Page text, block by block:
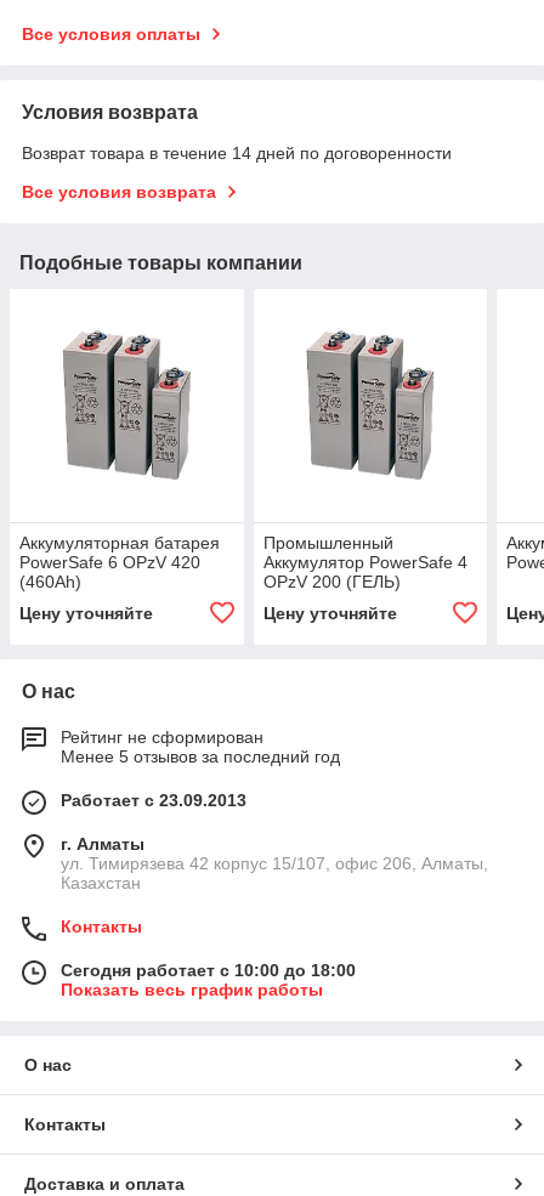
Все условия оплаты
Условия возврата
Возврат товара в течение 14 дней по договоренности
Все условия возврата
Подобные товары компании
Аккумуляторная батарея
PowerSafe 6 OPzV 420
(460Ah)
Цену уточняйте
Промышленный
Аккумулятор PowerSafe 4
OPzV 200 (ГЕЛЬ)
Цену уточняйте
О нас
Рейтинг не сформирован
Менее 5 отзывов за последний год
Работает с 23.09.2013
г. Алматы
ул. Тимирязева 42 корпус 15/107, офис 206, Алматы,
Казахстан
Контакты
Сегодня работает с 10:00 до 18:00
Показать весь график работы
О нас
Контакты
Доставка и оплата